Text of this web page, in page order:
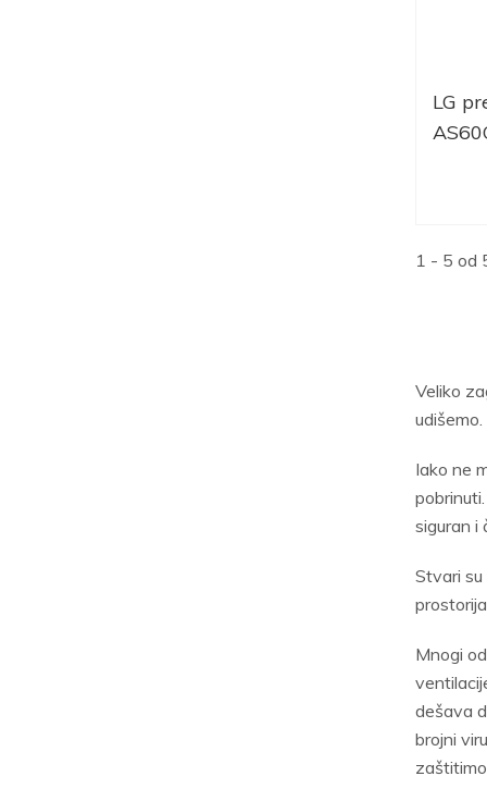
LG
1 - 5 od
Veliko
udišemo.
Iako ne
siguran i
Stvari su
Mnogi
dešava
brojni